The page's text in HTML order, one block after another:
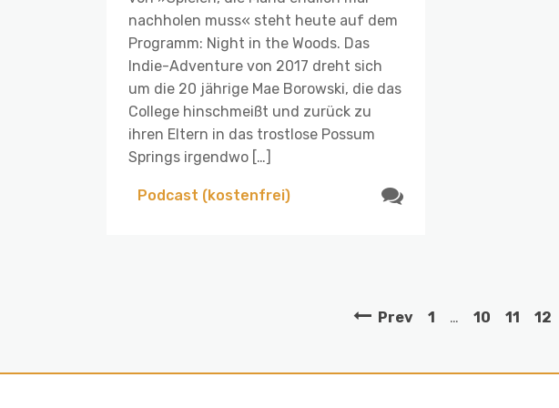
nachholen muss« steht heute auf dem
Programm: Night in the Woods. Das
Indie-Adventure von 2017 dreht sich
um die 20 jährige Mae Borowski, die das
College hinschmeißt und zurück zu
ihren Eltern in das trostlose Possum
Springs irgendwo […]
Podcast (kostenfrei)
Prev 1 … 10 11 12